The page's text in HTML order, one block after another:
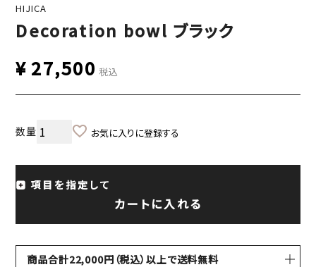
HIJICA
Decoration bowl ブラック
¥27,500 税込
お気に入りに登録する
項目を指定して
カートに入れる
商品合計22,000円（税込）以上で送料無料